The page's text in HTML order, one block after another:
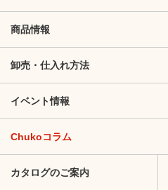
商品情報
卸売・仕入れ方法
イベント情報
Chukoコラム
カタログのご案内